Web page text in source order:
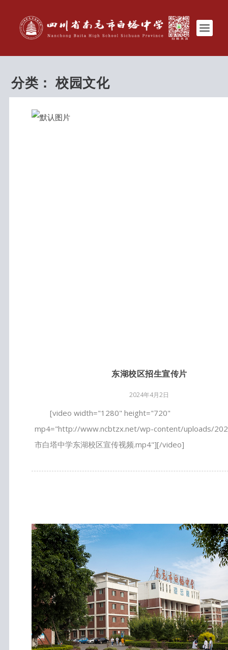
分类：校园文化
东湖校区招生宣传片
2024年4月2日
[video width="1280" height="720"
mp4="http://www.ncbtzx.net/wp-content/uploads/
市白塔中学东湖校区宣传视频.mp4"][/video]